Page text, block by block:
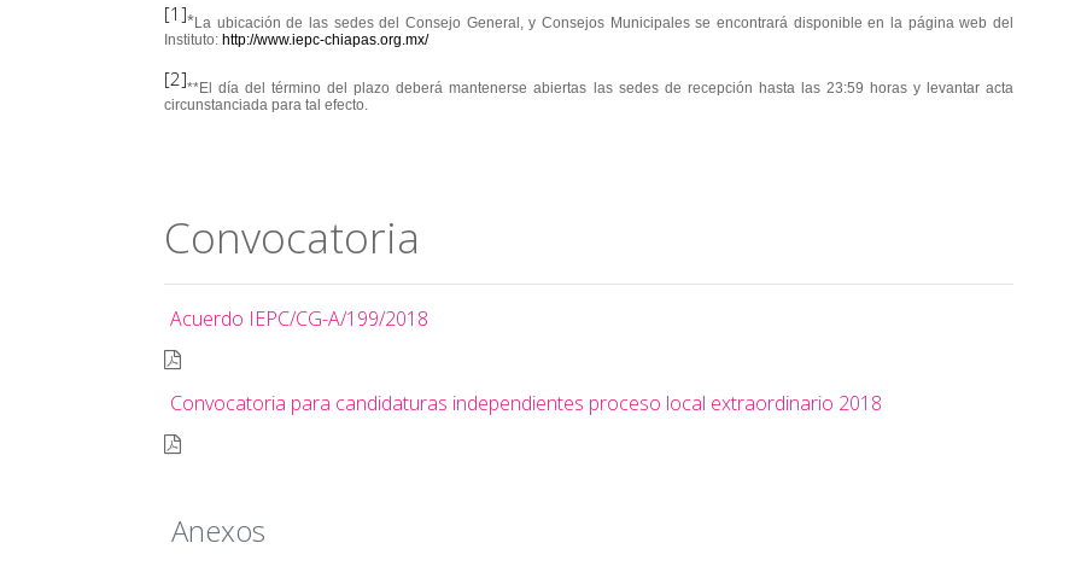
[1]*La ubicación de las sedes del Consejo General, y Consejos Municipales se encontrará disponible en la página web del
Instituto: http://www.iepc-chiapas.org.mx/
[2]**El día del término del plazo deberá mantenerse abiertas las sedes de recepción hasta las 23:59 horas y levantar acta
circunstanciada para tal efecto.
Convocatoria
Acuerdo IEPC/CG-A/199/2018
Convocatoria para candidaturas independientes proceso local extraordinario 2018
Anexos